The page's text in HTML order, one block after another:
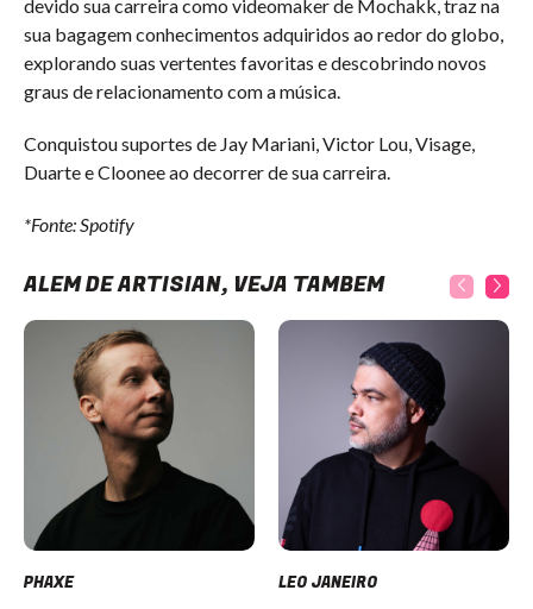
devido sua carreira como videomaker de Mochakk, traz na
sua bagagem conhecimentos adquiridos ao redor do globo,
explorando suas vertentes favoritas e descobrindo novos
graus de relacionamento com a música.
Conquistou suportes de Jay Mariani, Victor Lou, Visage,
Duarte e Cloonee ao decorrer de sua carreira.
*Fonte: Spotify
ALÉM DE ARTISIAN, VEJA TAMBÉM
PHAXE LEO JANEIRO